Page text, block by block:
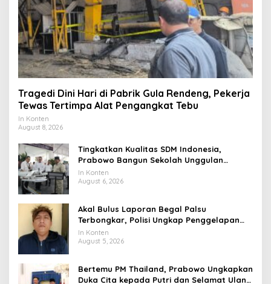
Tragedi Dini Hari di Pabrik Gula Rendeng, Pekerja
Tewas Tertimpa Alat Pengangkat Tebu
In Konten
August 8, 2026
Tingkatkan Kualitas SDM Indonesia,
Prabowo Bangun Sekolah Unggulan
hingga Undang Universitas Terbaik Dunia
In Konten
August 6, 2026
Akal Bulus Laporan Begal Palsu
Terbongkar, Polisi Ungkap Penggelapan
Uang Perusahaan untuk Crypto
In Konten
August 5, 2026
Bertemu PM Thailand, Prabowo Ungkapkan
Duka Cita kepada Putri dan Selamat Ulang